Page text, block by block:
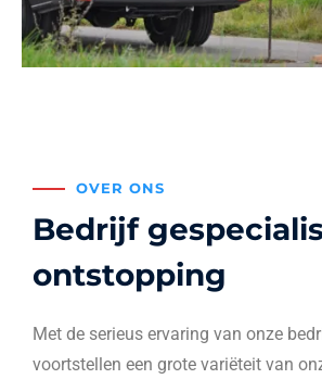
OVER ONS
Bedrijf
ontstopping
Met de serieus ervaring van onze
voortstellen een grote variëteit van